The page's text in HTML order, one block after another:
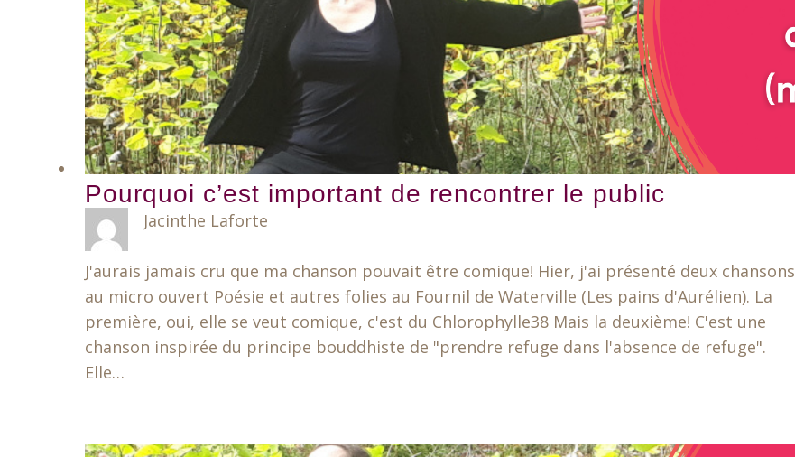
Pourquoi c’est important de rencontrer le public
Jacinthe Laforte
J'aurais jamais cru que ma chanson pouvait être comique! Hier, j'ai présenté deux chansons
au micro ouvert Poésie et autres folies au Fournil de Waterville (Les pains d'Aurélien). La
première, oui, elle se veut comique, c'est du Chlorophylle38 Mais la deuxième! C'est une
chanson inspirée du principe bouddhiste de "prendre refuge dans l'absence de refuge".
Elle…